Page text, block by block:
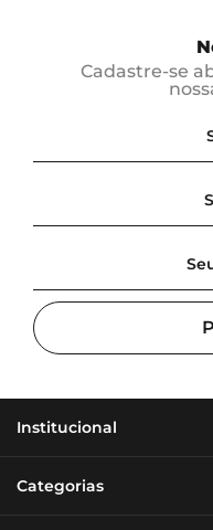
Mais Vendidos
Mais Relevantes
Cadastre-se
Institucional
Categorias